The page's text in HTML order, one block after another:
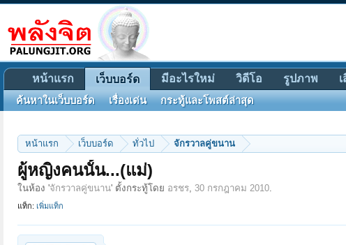
หน้าแรก เว็บบอร์ด ทั่วไป จักรวาลคู่ขนาน
ผู้หญิงคนนั้น...(แม่)
ในห้อง 'จักรวาลคู่ขนาน' ตั้งกระทู้โดย อรชร, 30 กรกฎาคม 2010.
แท็ก: เพิ่มแท็ก
หน้าแรก เว็บบอร์ด
ค้นหาในเว็บบอร์ด เรื่องเด่น กระทู้และโพสต์ล่าสุด
มีอะไรใหม่ วิดีโอ รูปภาพ